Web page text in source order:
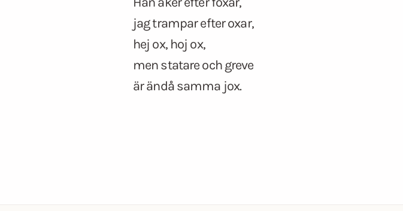
jag trampar efter oxar,
hej ox, hoj ox,
men statare och greve
är ändå samma jox.